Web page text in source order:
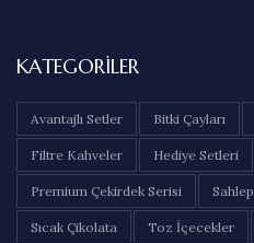
KATEGORILER
Avantajlı Setler Bitki Çayları
Filtre Kahveler Hediye Setleri
Premium Çekirdek Serisi Sahlep
Sıcak Çikolata Toz İçecekler